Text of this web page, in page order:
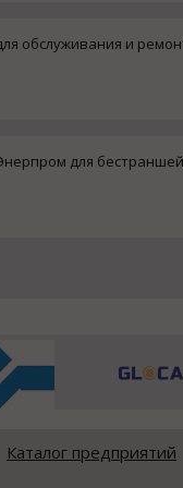
обслуживания и
для
Каталог предприятий